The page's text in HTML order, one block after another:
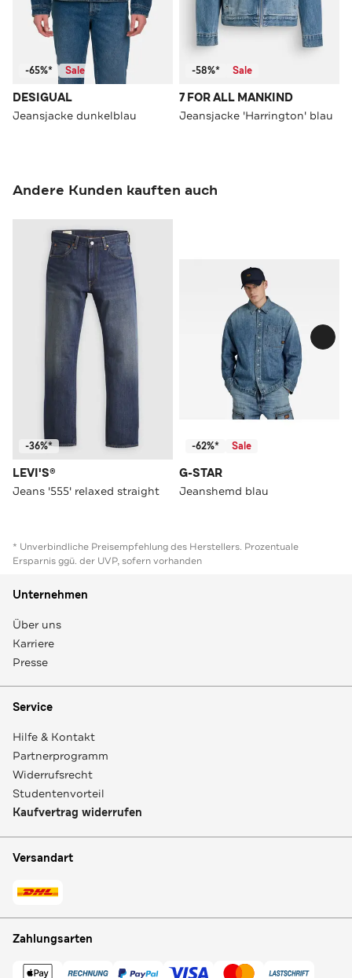
-65%* Sale
DESIGUAL
Jeansjacke dunkelblau
-58%* Sale
7 FOR ALL MANKIND
Jeansjacke 'Harrington' blau
Andere Kunden kauften auch
-36%*
LEVI'S®
Jeans '555' relaxed straight
-62%* Sale
G-STAR
Jeanshemd blau
* Unverbindliche Preisempfehlung des Herstellers. Prozentuale
Ersparnis ggü. der UVP, sofern vorhanden
Unternehmen
Über uns
Karriere
Presse
Service
Hilfe & Kontakt
Partnerprogramm
Widerrufsrecht
Studentenvorteil
Kaufvertrag widerrufen
Versandart
Zahlungsarten